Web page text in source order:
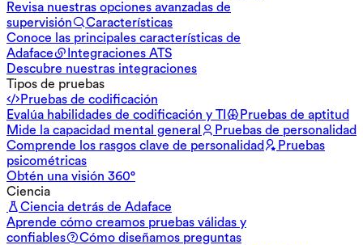
Revisa nuestras opciones avanzadas de
supervisión
Características
Conoce las principales características de
Adaface
Integraciones ATS
Descubre nuestras integraciones
Tipos de pruebas
Pruebas de codificación
Evalúa habilidades de codificación y TI
Pruebas de aptitud
Mide la capacidad mental general
Pruebas de personalidad
Comprende los rasgos clave de personalidad
Pruebas
psicométricas
Obtén una visión 360°
Ciencia
Ciencia detrás de Adaface
Aprende cómo creamos pruebas válidas y
confiables
Cómo diseñamos preguntas